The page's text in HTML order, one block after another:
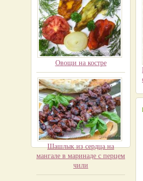
Овощи на костре
Шашлык из сердца на
мангале в маринаде с перцем
чили